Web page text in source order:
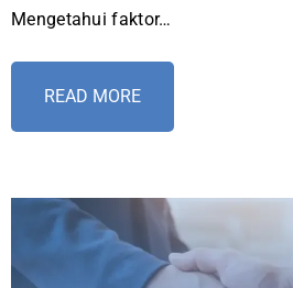
Mengetahui faktor…
READ MORE